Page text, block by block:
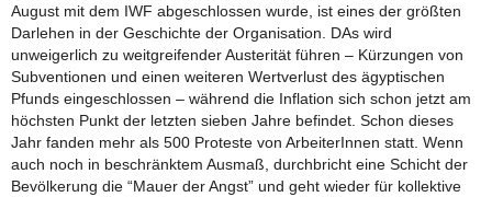
August mit dem IWF abgeschlossen wurde, ist eines der größten
Darlehen in der Geschichte der Organisation. DAs wird
unweigerlich zu weitgreifender Austerität führen – Kürzungen von
Subventionen und einen weiteren Wertverlust des ägyptischen
Pfunds eingeschlossen – während die Inflation sich schon jetzt am
höchsten Punkt der letzten sieben Jahre befindet. Schon dieses
Jahr fanden mehr als 500 Proteste von ArbeiterInnen statt. Wenn
auch noch in beschränktem Ausmaß, durchbricht eine Schicht der
Bevölkerung die “Mauer der Angst” und geht wieder für kollektive